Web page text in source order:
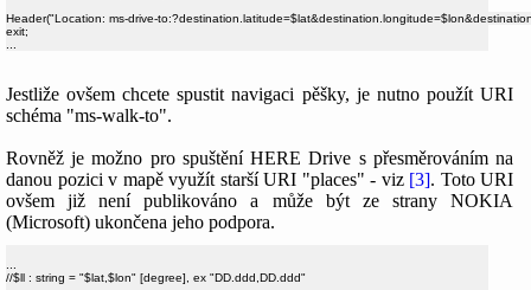
Header("Location: ms-drive-
exit;
Jestliže ovšem chcete spustit navigaci pěšky, je nutno použít URI
schéma "ms-walk-to".
Rovněž je možno pro spuštění HERE Drive s přesměrováním na
danou pozici v mapě využít starší URI "places" - viz [3]. Toto URI
ovšem již není publikováno a může být ze strany NOKIA
(Microsoft) ukončena jeho podpora.
//$ll : string = "$lat,$lon" [degree], ex "DD.ddd,DD.ddd"